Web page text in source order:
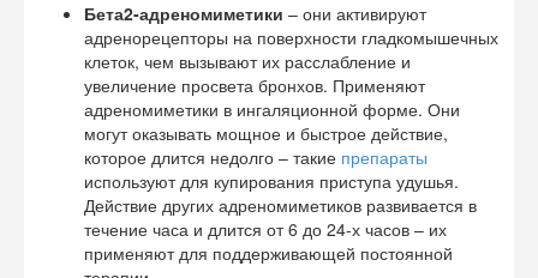
Бета2-адреномиметики – они активируют
адренорецепторы на поверхности гладкомышечных
клеток, чем вызывают их расслабление и
увеличение просвета бронхов. Применяют
адреномиметики в ингаляционной форме. Они
могут оказывать мощное и быстрое действие,
которое длится недолго – такие препараты
используют для купирования приступа удушья.
Действие других адреномиметиков развивается в
течение часа и длится от 6 до 24-х часов – их
применяют для поддерживающей постоянной